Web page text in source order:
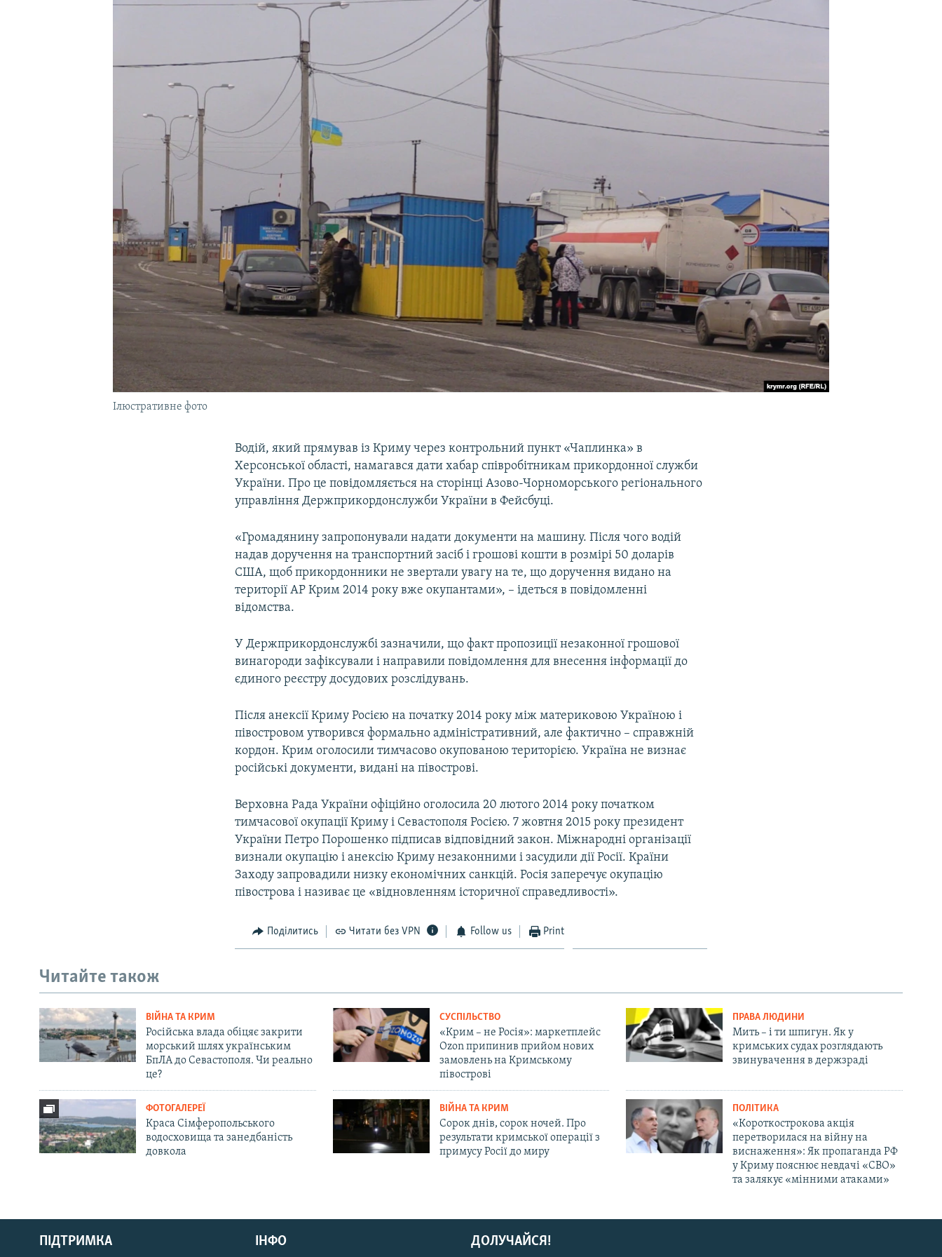
Русский
Qırımtatar
Ілюстративне фото
Водій, який прямував із Криму через контрольний пункт «Чаплинка» в
Херсонської області, намагався дати хабар співробітникам прикордонної служби
України. Про це повідомляється на сторінці Азово-Чорноморського регіонального
управління Держприкордонслужби України в Фейсбуці.
«Громадянину запропонували надати документи на машину. Після чого водій
надав доручення на транспортний засіб і грошові кошти в розмірі 50 доларів
США, щоб прикордонники не звертали увагу на те, що доручення видано на
території АР Крим 2014 року вже окупантами», – ідеться в повідомленні
відомства.
У Держприкордонслужбі зазначили, що факт пропозиції незаконної грошової
винагороди зафіксували і направили повідомлення для внесення інформації до
єдиного реєстру досудових розслідувань.
Після анексії Криму Росією на початку 2014 року між материковою Україною і
півостровом утворився формально адміністративний, але фактично – справжній
кордон. Крим оголосили тимчасово окупованою територією. Україна не визнає
російські документи, видані на півострові.
Верховна Рада України офіційно оголосила 20 лютого 2014 року початком
тимчасової окупації Криму і Севастополя Росією. 7 жовтня 2015 року президент
України Петро Порошенко підписав відповідний закон. Міжнародні організації
визнали окупацію і анексію Криму незаконними і засудили дії Росії. Країни
Заходу запровадили низку економічних санкцій. Росія заперечує окупацію
півострова і називає це «відновленням історичної справедливості».
Поділитись Читати без VPN Follow us Print
Читайте також
ВІЙНА ТА КРИМ
Російська влада обіцяє закрити
морський шлях українським
БпЛА до Севастополя. Чи реально
це?
СУСПІЛЬСТВО
«Крим – не Росія»: маркетплейс
Ozon припинив прийом нових
замовлень на Кримському
півострові
ПРАВА ЛЮДИНИ
Мить – і ти шпигун. Як у
кримських судах розглядають
звинувачення в держзраді
ФОТОГАЛЕРЕЇ
Краса Сімферопольського
водосховища та занедбаність
довкола
ВІЙНА ТА КРИМ
Сорок днів, сорок ночей. Про
результати кримської операції з
примусу Росії до миру
ПОЛІТИКА
«Короткострокова акція
перетворилася на війну на
виснаження»: Як пропаганда РФ
у Криму пояснює невдачі «СВО»
та залякує «мінними атаками»
ДОЛУЧАЙСЯ!
ПІДТРИМКА ІНФО